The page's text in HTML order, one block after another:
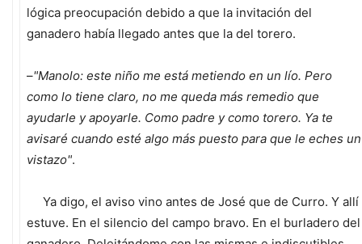
lógica preocupación debido a que la invitación del
ganadero había llegado antes que la del torero.
–"Manolo: este niño me está metiendo en un lío. Pero
como lo tiene claro, no me queda más remedio que
ayudarle y apoyarle. Como padre y como torero. Ya te
avisaré cuando esté algo más puesto para que le eches un
vistazo".
Ya digo, el aviso vino antes de José que de Curro. Y allí
estuve. En el silencio del campo bravo. En el burladero del